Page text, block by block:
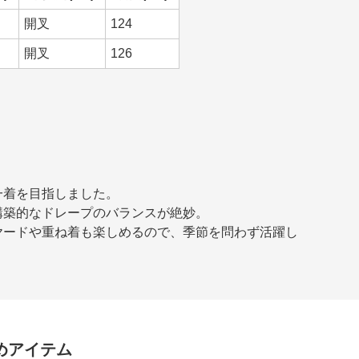
開叉 124
開叉 126
を目指しました。
的なドレープのバランスが絶妙。
ドや重ね着も楽しめるので、季節を問わず活躍し
アイテム